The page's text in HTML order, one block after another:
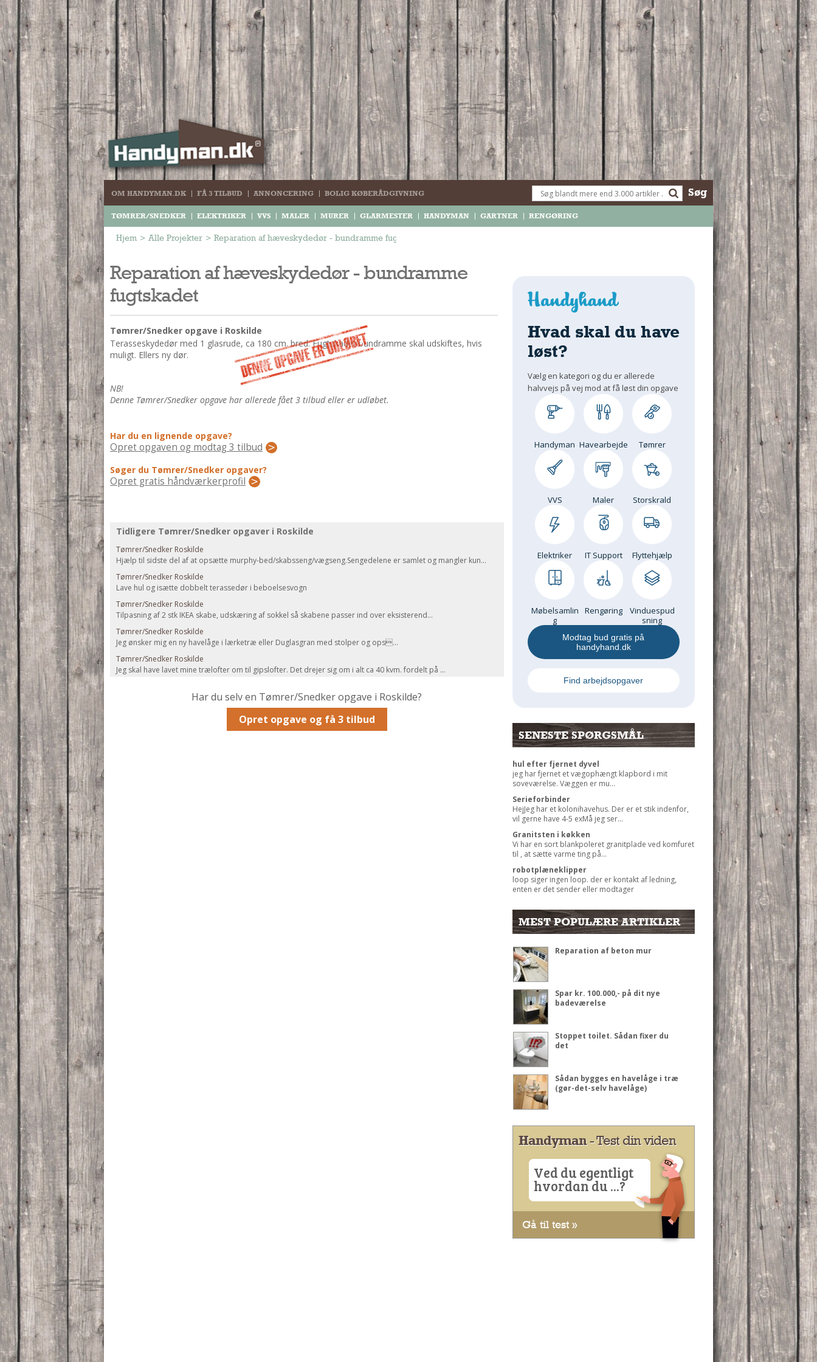
OM HANDYMAN.DK FÅ 3 TILBUD ANNONCERING BOLIG KØBERÅDGIVNING
TØMRER/SNEDKER ELEKTRIKER VVS MALER MURER GLARMESTER HANDYMAN GARTNER RENGØRING
Søg
Hjem > Alle Projekter > Reparation af hæveskydedør - bundramme fugtskadet
Reparation af hæveskydedør - bundramme
fugtskadet
Tømrer/Snedker opgave i Roskilde
Terasseskydedør med 1 glasrude, ca 180 cm. bred. Fugtskadet bundramme skal udskiftes, hvis
muligt. Ellers ny dør.
NB!
Denne Tømrer/Snedker opgave har allerede fået 3 tilbud eller er udløbet.
Har du en lignende opgave?
Opret opgaven og modtag 3 tilbud
Søger du Tømrer/Snedker opgaver?
Opret gratis håndværkerprofil
Tidligere Tømrer/Snedker opgaver i Roskilde
Tømrer/Snedker Roskilde
Hjælp til sidste del af at opsætte murphy-bed/skabsseng/vægseng.Sengedelene er samlet og mangler kun...
Tømrer/Snedker Roskilde
Lave hul og isætte dobbelt terassedør i beboelsesvogn
Tømrer/Snedker Roskilde
Tilpasning af 2 stk IKEA skabe, udskæring af sokkel så skabene passer ind over eksisterend...
Tømrer/Snedker Roskilde
Jeg ønsker mig en ny havelåge i lærketræ eller Duglasgran med stolper og ops...
Tømrer/Snedker Roskilde
Jeg skal have lavet mine trælofter om til gipslofter. Det drejer sig om i alt ca 40 kvm. fordelt på ...
Har du selv en Tømrer/Snedker opgave i Roskilde?
Opret opgave og få 3 tilbud
Hvad skal du have
løst?
Vælg en kategori og du er allerede
halvvejs på vej mod at få løst din opgave
Handyman Havearbejde Tømrer
VVS Maler Storskrald
Elektriker IT Support Flyttehjælp
Møbelsamlin
g
Rengøring
Vinduespud
sning
Modtag bud gratis på
handyhand.dk
Find arbejdsopgaver
SENESTE SPØRGSMÅL
hul efter fjernet dyvel
jeg har fjernet et vægophængt klapbord i mit
soveværelse. Væggen er mu...
Serieforbinder
HejJeg har et kolonihavehus. Der er et stik indenfor,
vil gerne have 4-5 exMå jeg ser...
Granitsten i køkken
Vi har en sort blankpoleret granitplade ved komfuret
til , at sætte varme ting på...
robotplæneklipper
loop siger ingen loop. der er kontakt af ledning,
enten er det sender eller modtager
MEST POPULÆRE ARTIKLER
Reparation af beton mur
Spar kr. 100.000,- på dit nye
badeværelse
Stoppet toilet. Sådan fixer du
det
Sådan bygges en havelåge i træ
(gør-det-selv havelåge)
Handyman- Test din viden
Ved du egentligt
hvordan du ...?
Gå til test »